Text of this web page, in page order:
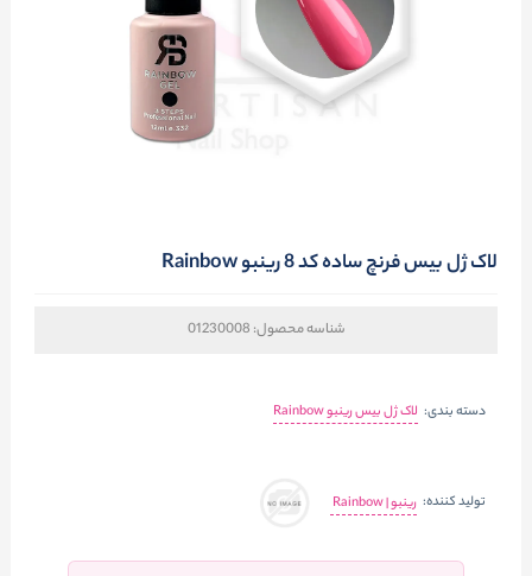
لاک ژل بیس فرنچ ساده کد 8 رینبو Rainbow
شناسه محصول: 01230008
دسته بندی: لاک ژل بیس رینبو Rainbow
تولید کننده: رینبو | Rainbow